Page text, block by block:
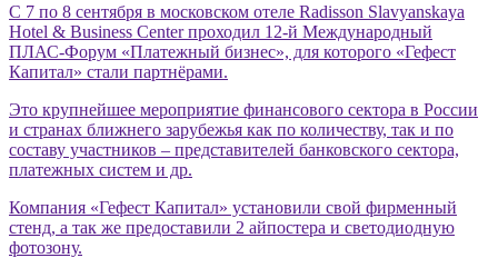
С 7 по 8 сентября в московском отеле Radisson Slavyanskaya
Hotel & Business Center проходил 12-й Международный
ПЛАС-Форум «Платежный бизнес», для которого «Гефест
Капитал» стали партнёрами.
Это крупнейшее мероприятие финансового сектора в России
и странах ближнего зарубежья как по количеству, так и по
составу участников – представителей банковского сектора,
платежных систем и др.
Компания «Гефест Капитал» установили свой фирменный
стенд, а так же предоставили 2 айпостера и светодиодную
фотозону.